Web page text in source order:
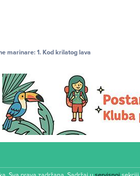
marinare: 1. Kod krilatog lava